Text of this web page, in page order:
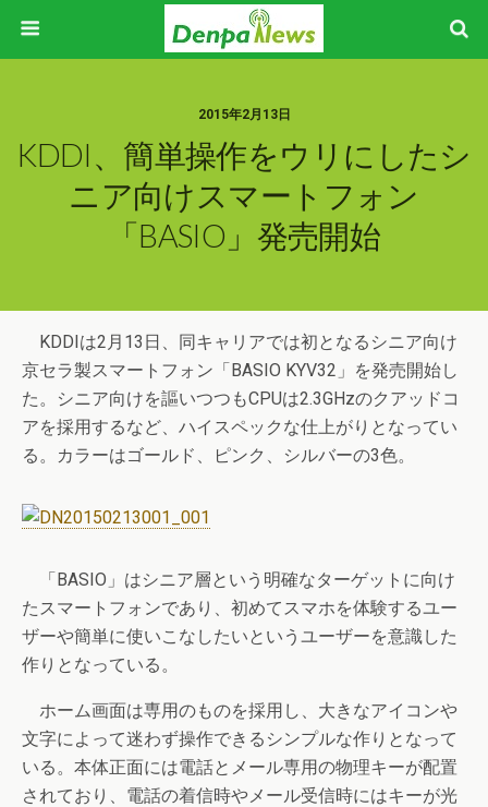
2015年2月13日
KDDI、簡単操作をウリにしたシ
ニア向けスマートフォン
「BASIO」発売開始
KDDIは2月13日、同キャリアでは初となるシニア向け
京セラ製スマートフォン「BASIO KYV32」を発売開始し
た。シニア向けを謳いつつもCPUは2.3GHzのクアッドコ
アを採用するなど、ハイスペックな仕上がりとなってい
る。カラーはゴールド、ピンク、シルバーの3色。
「BASIO」はシニア層という明確なターゲットに向け
たスマートフォンであり、初めてスマホを体験するユー
ザーや簡単に使いこなしたいというユーザーを意識した
作りとなっている。
ホーム画面は専用のものを採用し、大きなアイコンや
文字によって迷わず操作できるシンプルな作りとなって
いる。本体正面には電話とメール専用の物理キーが配置
されており、電話の着信時やメール受信時にはキーが光